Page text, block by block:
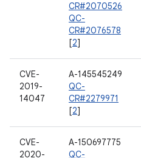
CR#2070526
QC-
CR#2076578
[2]
CVE-
2019-
14047
A-145545249
QC-
CR#2279971
[2]
CVE-
2020-
A-150697775
QC-